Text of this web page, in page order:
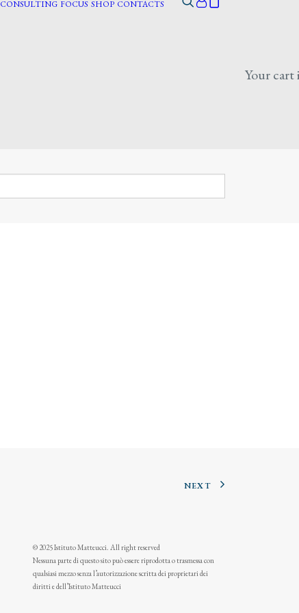
CONSULTING FOCUS SHOP CONTACTS
Your cart
NEXT
© 2025 Istituto Matteucci. All right reserved
Nessuna parte di questo sito può essere riprodotta o trasmessa con
qualsiasi mezzo senza l’autorizzazione scritta dei proprietari dei
diritti e dell’Istituto Matteucci